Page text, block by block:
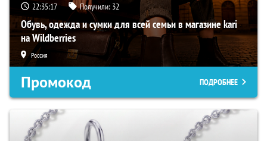
22:35:15 Получили: 32
Обувь, одежда и сумки для всей семьи в магазине kari
на Wildberries
Россия
Промокод ПОДРОБНЕЕ